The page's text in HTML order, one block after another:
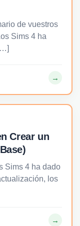
de vuestros
Sims 4 ha
→
Crear un
Sims 4 ha dado
los
→